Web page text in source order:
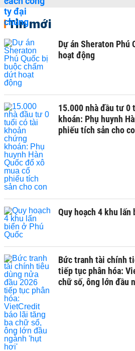
Tin mới
Dự án Sheraton Phú
hoạt động
15.000 nhà đầu tư 0
khoán: Phụ huynh
phiếu tích sản cho
Quy hoạch 4 khu lấn
Bức tranh tài chính
tiếp tục phân hóa:
chữ số, ông lớn đầu